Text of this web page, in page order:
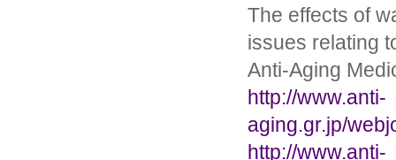
The effects of
issues relating
Anti-Aging
http://www.anti-
aging.gr.jp/
http://www.anti-